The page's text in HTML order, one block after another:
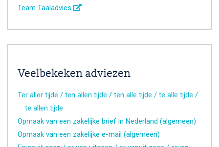
Team Taaladvies
Veelbekeken adviezen
Ter aller tijde / ten allen tijde / ten alle tijde / te alle tijde /
te allen tijde
Opmaak van een zakelijke brief in Nederland (algemeen)
Opmaak van een zakelijke e-mail (algemeen)